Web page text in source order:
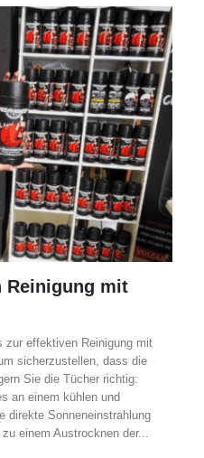
Reinigung mit
zur effektiven Reinigung mit
sicherzustellen, dass die
Sie die Tücher richtig:
an einem kühlen und
direkte Sonneneinstrahlung
einem Austrocknen der...